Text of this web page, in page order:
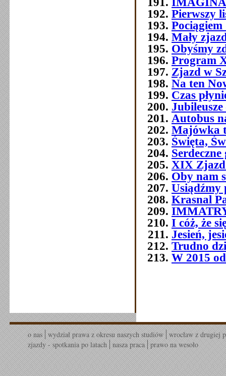
Pierwszy
Mały
Obyśmy
Program
Zjazd w
Na ten
Czas
Autobus
Majówka
Święta,
XIX Zjazd
Oby nam
Usiądźmy
Krasnal
I cóż, że
Jesień,
Trudno
W 2015
o nas wydział prawa z okresu naszych studiów wrocław z drugiej
zjazdy - spotkania po latach nasza praca prawo na wesoło